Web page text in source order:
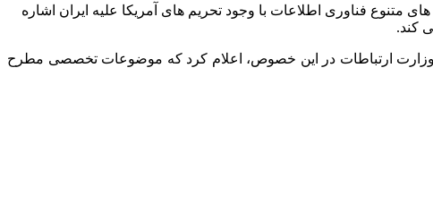
فناوری اطلاعات با وجود تحریم های آمریکا علیه ایران اشاره
کند.
وزارت ارتباطات در این خصوص، اعلام کرد که موضوعات تخصصی مطرح